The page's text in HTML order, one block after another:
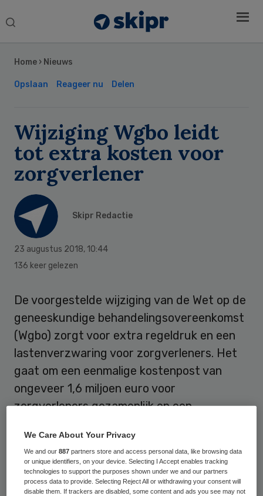
Search
Home › Nieuws
Opslaan Reageer nu Delen
Wijziging Wgbo leidt
tot extra kosten voor
zorgverlener
Skipr Redactie
23 augustus 2018, 10:44
136 keer gelezen
De voorgestelde wijziging van de Wet op de
geneeskundige behandelingsovereenkomst
(Wgbo) zorgt voor extra regeldruk en een
lastenverzwaring voor zorgverleners. Het
gaat om een eenmalige kostenpost van
ongeveer 1,6 miljoen euro voor
zorgverleners gezamenlijk en een
1,3 miljoen voor zorgverleners, burgers en
bedrijven.
DitconcludeertSIRA Consulting in een
Sidebar
We Care About Your Privacy
We and our887 partners store and access personal data, like browsing data
or unique identifiers, on your device. Selecting I Accept enables tracking
technologies to support the purposes shown under we and our partners
process data to provide. Selecting Reject All or withdrawing your consent will
disable them. If trackers are disabled, some content and ads you see may not